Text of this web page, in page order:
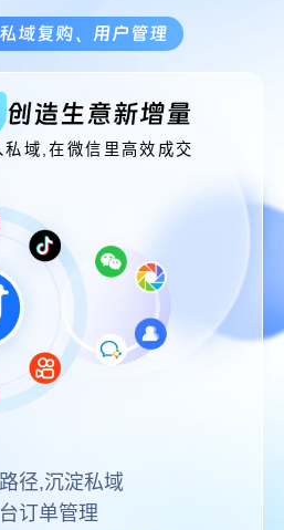
域复购、用户管理
创造生意新增量
域,在微信里高效成交
径,沉淀私域
订单管理